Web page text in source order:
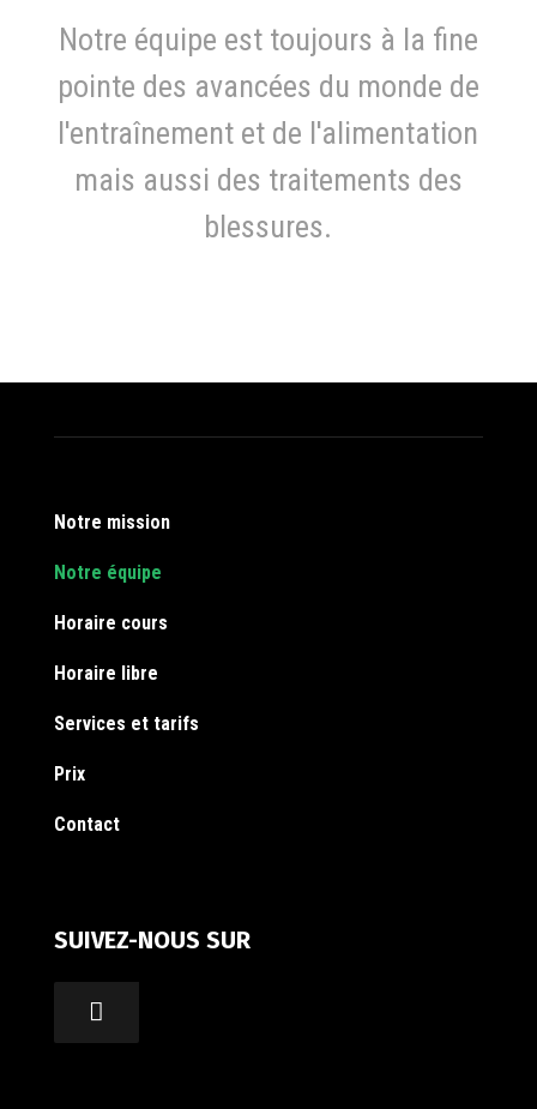
Notre équipe est toujours à la fine
pointe des avancées du monde de
l'entraînement et de l'alimentation
mais aussi des traitements des
blessures.
Notre mission
Notre équipe
Horaire cours
Horaire libre
Services et tarifs
Prix
Contact
SUIVEZ-NOUS SUR